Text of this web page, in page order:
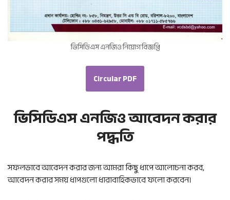
ভিসিডিএস এনজিও নিয়োগ বিজ্ঞপ্তি
Circular PDF
ভিসিডিএস এনজিও আবেদন করার
পদ্ধতি
সফলভাবে আবেদন করার জন্য আমরা কিছু ধাপে আলোচনা করব,
আবেদন করার সময় ধাপগুলো ধারাবাহিকভাবে ফলো করবেন।